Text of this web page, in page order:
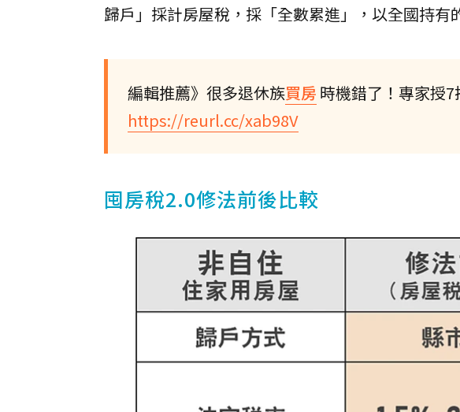
歸戶」採計房屋稅，採「全數累進」，以全國持有
編輯推薦》很多退休族買房 時機錯了！專家授7
https://reurl.cc/xab98V
囤房稅2.0修法前後比較